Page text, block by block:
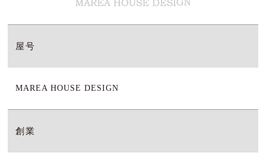
屋号
MAREA HOUSE DESIGN
創業